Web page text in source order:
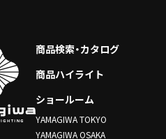
商品検索・カタログ
商品ハイライト
ショールーム
YAMAGIWA TOKYO
YAMAGIWA OSAKA